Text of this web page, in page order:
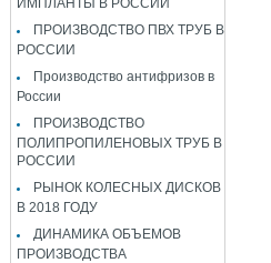
ПРОИЗВОДСТВО ПВХ ТРУБ В
РОССИИ
Производство антифризов в
России
ПРОИЗВОДСТВО
ПОЛИПРОПИЛЕНОВЫХ ТРУБ В
РОССИИ
РЫНОК КОЛЕСНЫХ ДИСКОВ
В 2018 ГОДУ
ДИНАМИКА ОБЪЕМОВ
ПРОИЗВОДСТВА